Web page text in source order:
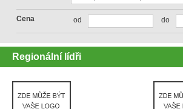
Cena od do
Regionální lídři